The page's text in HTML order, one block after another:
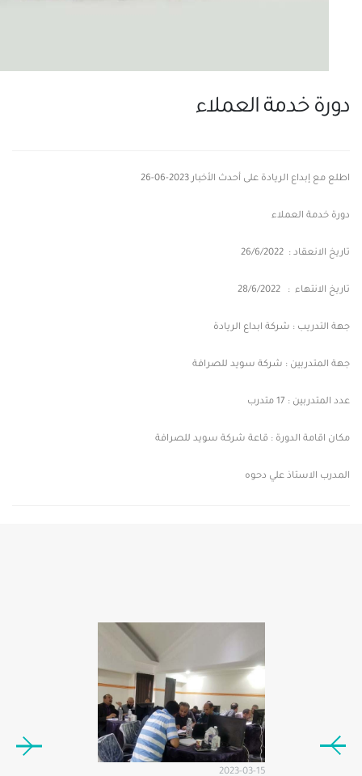
دورة خدمة العملاء
اطلع مع إبداع الريادة على أحدث الأخبار2023-06-26
دورة خدمة العملاء
تاريخ الانعقاد : 26/6/2022
تاريخ الانتهاء : 28/6/2022
جهة التدريب : شركة ابداع الريادة
جهة المتدربين : شركة سويد للصرافة
عدد المتدربين : 17 متدرب
مكان اقامة الدورة : قاعة شركة سويد للصرافة
المدرب الاستاذ علي دحوه
2023-03-15